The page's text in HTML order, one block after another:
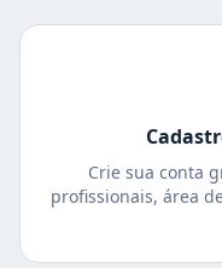
Crie sua conta
profissionais, área